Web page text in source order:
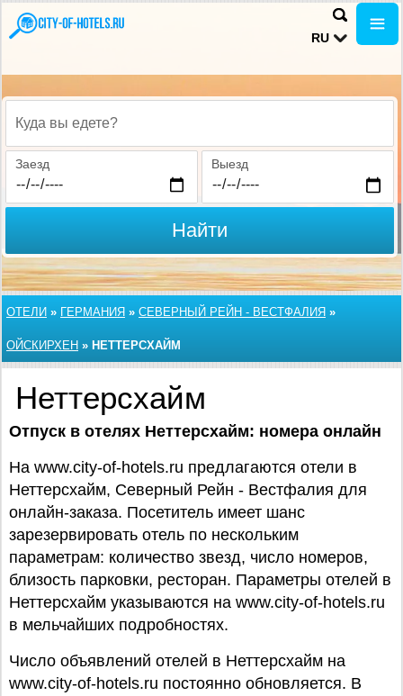
RU
Куда вы едете?
Заезд Выезд
Найти
ОТЕЛИ » ГЕРМАНИЯ » СЕВЕРНЫЙ РЕЙН - ВЕСТФАЛИЯ »
ОЙСКИРХЕН » НЕТТЕРСХАЙМ
Неттерсхайм
Отпуск в отелях Неттерсхайм: номера онлайн
На www.city-of-hotels.ru предлагаются отели в
Неттерсхайм, Северный Рейн - Вестфалия для
онлайн-заказа. Посетитель имеет шанс
зарезервировать отель по нескольким
параметрам: количество звезд, число номеров,
близость парковки, ресторан. Параметры отелей в
Неттерсхайм указываются на www.city-of-hotels.ru
в мельчайших подробностях.
Число объявлений отелей в Неттерсхайм на
www.city-of-hotels.ru постоянно обновляется. В